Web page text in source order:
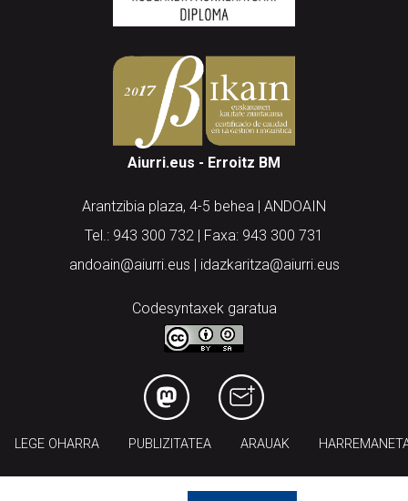
Aiurri.eus - Erroitz BM
Arantzibia plaza, 4-5 behea | ANDOAIN
Tel.: 943 300 732 | Faxa: 943 300 731
andoain@aiurri.eus | idazkaritza@aiurri.eus
Codesyntaxek garatua
LEGE OHARRA PUBLIZITATEA ARAUAK